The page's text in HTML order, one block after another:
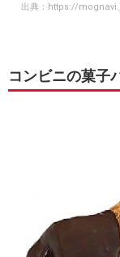
出典： https://
コンビニの菓子